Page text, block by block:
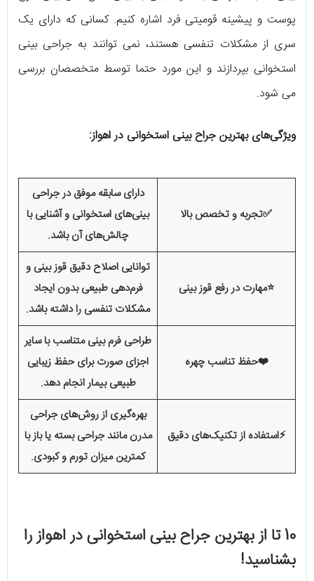
پوست و پیشینه‌ قومیتی فرد اشاره کنیم. کسانی که دارای یک
سری از مشکلات تنفسی هستند، نمی‌ توانند به جراحی بینی
استخوانی بپردازند و این مورد حتما توسط متخصصان بررسی
می‌ شود.
ویژگی‌های بهترین جراح بینی استخوانی در اهواز:
✅تجربه و تخصص بالا
دارای سابقه موفق در جراحی
بینی‌های استخوانی و آشنایی با
چالش‌های آن باشد.
⭐مهارت در رفع قوز بینی
توانایی اصلاح دقیق قوز بینی و
فرم‌دهی طبیعی بدون ایجاد
مشکلات تنفسی را داشته باشد.
❤️حفظ تناسب چهره
طراحی فرم بینی متناسب با سایر
اجزای صورت برای حفظ زیبایی
طبیعی بیمار انجام دهد.
⚡استفاده از تکنیک‌های دقیق
بهره‌گیری از روش‌های جراحی
مدرن مانند جراحی بسته یا باز با
کمترین میزان تورم و کبودی.
10 تا از بهترین جراح بینی استخوانی در اهواز را
بشناسید!